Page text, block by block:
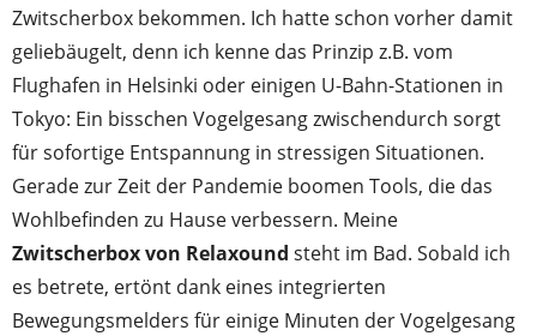
Zwitscherbox bekommen. Ich hatte schon vorher damit
geliebäugelt, denn ich kenne das Prinzip z.B. vom
Flughafen in Helsinki oder einigen U-Bahn-Stationen in
Tokyo: Ein bisschen Vogelgesang zwischendurch sorgt
für sofortige Entspannung in stressigen Situationen.
Gerade zur Zeit der Pandemie boomen Tools, die das
Wohlbefinden zu Hause verbessern. Meine
Zwitscherbox von Relaxound steht im Bad. Sobald ich
es betrete, ertönt dank eines integrierten
Bewegungsmelders für einige Minuten der Vogelgesang